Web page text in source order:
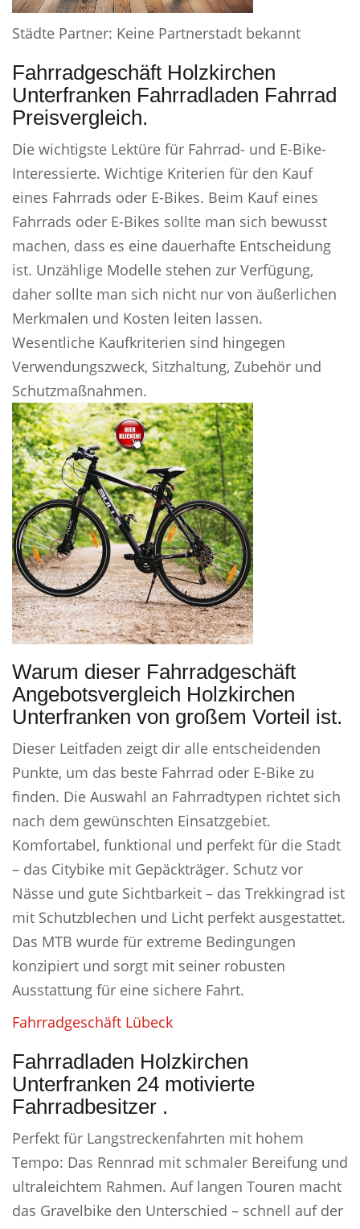
Städte Partner: Keine Partnerstadt bekannt
Fahrradgeschäft Holzkirchen
Unterfranken Fahrradladen Fahrrad
Preisvergleich.
Die wichtigste Lektüre für Fahrrad- und E-Bike-
Interessierte. Wichtige Kriterien für den Kauf
eines Fahrrads oder E-Bikes. Beim Kauf eines
Fahrrads oder E-Bikes sollte man sich bewusst
machen, dass es eine dauerhafte Entscheidung
ist. Unzählige Modelle stehen zur Verfügung,
daher sollte man sich nicht nur von äußerlichen
Merkmalen und Kosten leiten lassen.
Wesentliche Kaufkriterien sind hingegen
Verwendungszweck, Sitzhaltung, Zubehör und
Schutzmaßnahmen.
Warum dieser Fahrradgeschäft
Angebotsvergleich Holzkirchen
Unterfranken von großem Vorteil ist.
Dieser Leitfaden zeigt dir alle entscheidenden
Punkte, um das beste Fahrrad oder E-Bike zu
finden. Die Auswahl an Fahrradtypen richtet sich
nach dem gewünschten Einsatzgebiet.
Komfortabel, funktional und perfekt für die Stadt
– das Citybike mit Gepäckträger. Schutz vor
Nässe und gute Sichtbarkeit – das Trekkingrad ist
mit Schutzblechen und Licht perfekt ausgestattet.
Das MTB wurde für extreme Bedingungen
konzipiert und sorgt mit seiner robusten
Ausstattung für eine sichere Fahrt.
Fahrradgeschäft Lübeck
Fahrradladen Holzkirchen
Unterfranken 24 motivierte
Fahrradbesitzer .
Perfekt für Langstreckenfahrten mit hohem
Tempo: Das Rennrad mit schmaler Bereifung und
ultraleichtem Rahmen. Auf langen Touren macht
das Gravelbike den Unterschied – schnell auf der